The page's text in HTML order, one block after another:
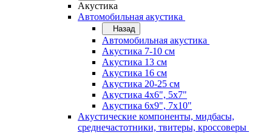
Акустика
Автомобильная акустика
Назад
Автомобильная акустика
Акустика 7-10 см
Акустика 13 см
Акустика 16 см
Акустика 20-25 см
Акустика 4х6", 5х7"
Акустика 6х9", 7х10"
Акустические компоненты, мидбасы,
среднечастотники, твитеры, кроссоверы